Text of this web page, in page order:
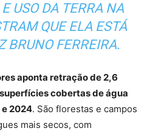
USO DA TERRA NA
QUE ELA ESTÁ
BRUNO FERREIRA.
aponta retração de 2,6
cobertas de água
2024. São florestas e campos
mais secos, com